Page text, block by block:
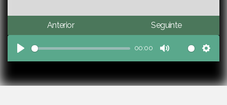
Anterior Seguinte
Play
00:00
Mute